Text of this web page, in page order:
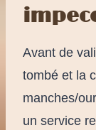
Avant de
tombé et la
manches/
un service